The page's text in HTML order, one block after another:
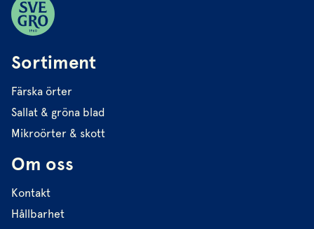
Sortiment
Färska örter
Sallat & gröna blad
Mikroörter & skott
Om oss
Kontakt
Hållbarhet